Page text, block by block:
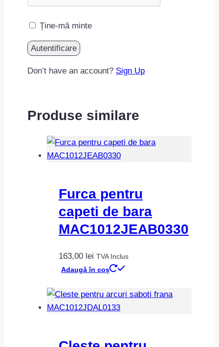
Ține-mă minte
Don’t have an account? Sign Up
Produse similare
Furca pentru
capeti de bara
MAC1012JEAB0330
163,00 lei TVA Inclus
Adaugă în coș